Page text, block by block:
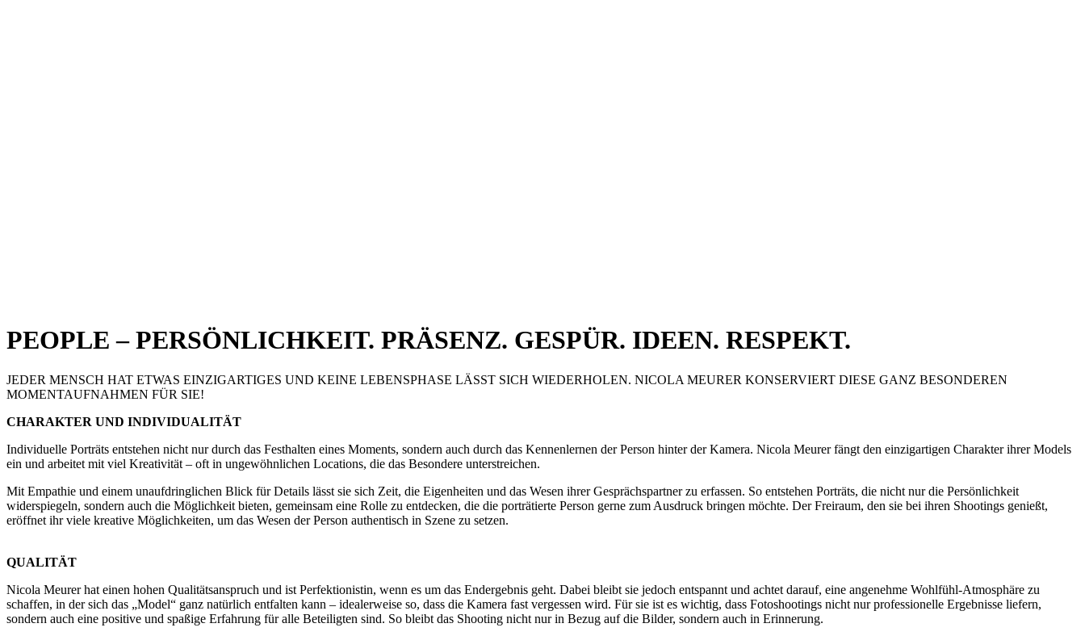
PEOPLE – PERSÖNLICHKEIT. PRÄSENZ. GESPÜR. IDEEN. RESPEKT.
JEDER MENSCH HAT ETWAS EINZIGARTIGES UND KEINE LEBENSPHASE LÄSST SICH WIEDERHOLEN. NICOLA MEURER KONSERVIERT DIESE GANZ BESONDEREN
MOMENTAUFNAHMEN FÜR SIE!
CHARAKTER UND INDIVIDUALITÄT
Individuelle Porträts entstehen nicht nur durch das Festhalten eines Moments, sondern auch durch das Kennenlernen der Person hinter der Kamera. Nicola Meurer fängt den einzigartigen Charakter ihrer Models
ein und arbeitet mit viel Kreativität – oft in ungewöhnlichen Locations, die das Besondere unterstreichen.
Mit Empathie und einem unaufdringlichen Blick für Details lässt sie sich Zeit, die Eigenheiten und das Wesen ihrer Gesprächspartner zu erfassen. So entstehen Porträts, die nicht nur die Persönlichkeit
widerspiegeln, sondern auch die Möglichkeit bieten, gemeinsam eine Rolle zu entdecken, die die porträtierte Person gerne zum Ausdruck bringen möchte. Der Freiraum, den sie bei ihren Shootings genießt,
eröffnet ihr viele kreative Möglichkeiten, um das Wesen der Person authentisch in Szene zu setzen.
QUALITÄT
Nicola Meurer hat einen hohen Qualitätsanspruch und ist Perfektionistin, wenn es um das Endergebnis geht. Dabei bleibt sie jedoch entspannt und achtet darauf, eine angenehme Wohlfühl-Atmosphäre zu
schaffen, in der sich das „Model“ ganz natürlich entfalten kann – idealerweise so, dass die Kamera fast vergessen wird. Für sie ist es wichtig, dass Fotoshootings nicht nur professionelle Ergebnisse liefern,
sondern auch eine positive und spaßige Erfahrung für alle Beteiligten sind. So bleibt das Shooting nicht nur in Bezug auf die Bilder, sondern auch in Erinnerung.